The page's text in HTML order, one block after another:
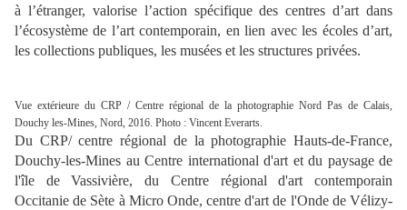
à l’étranger, valorise l’action spécifique des centres d’art dans
l’écosystème de l’art contemporain, en lien avec les écoles d’art,
les collections publiques, les musées et les structures privées.
Vue extérieure du CRP / Centre régional de la photographie Nord Pas de Calais,
Douchy les-Mines, Nord, 2016. Photo : Vincent Everarts.
Du CRP/ centre régional de la photographie Hauts-de-France,
Douchy‑les‑Mines au Centre international d'art et du paysage de
l'île de Vassivière, du Centre régional d'art contemporain
Occitanie de Sète à Micro Onde, centre d'art de l'Onde de Vélizy-